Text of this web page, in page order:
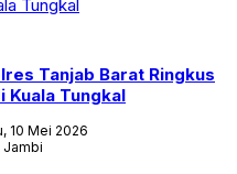
Tanjab Barat Ringkus
Kuala Tungkal
10 Mei 2026